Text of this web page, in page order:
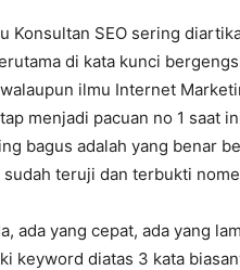
Konsultan SEO sering
di kata kunci
ilmu Internet
menjadi pacuan no 1 saat
bagus adalah yang benar
teruji dan terbukti
ada yang cepat, ada yang
keyword diatas 3 kata